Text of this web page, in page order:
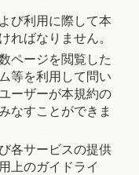
び利用に際して本
ればなりません。
ページを閲覧した
等を利用して問い
ーザーが本規約の
なすことができま
各サービスの提供
上のガイドライ